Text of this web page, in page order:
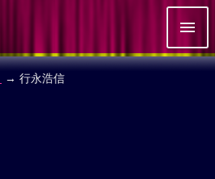
→ 行永浩信